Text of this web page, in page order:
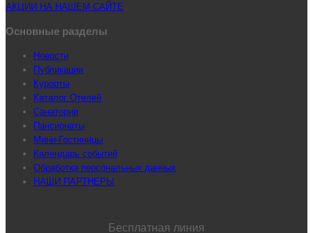
АКЦИИ НА НАШЕМ САЙТЕ
Основные разделы
Новости
Публикации
Курорты
Каталог Отелей
Санатории
Пансионаты
Мини-Гостиницы
Календарь событий
Обработка персональных данных
НАШИ ПАРТНЕРЫ
Бесплатная линия